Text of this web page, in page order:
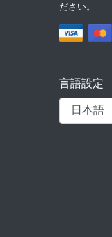
ださい。
言語設定